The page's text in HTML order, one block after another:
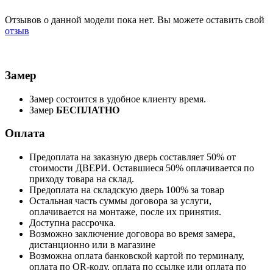
Отзывов о данной модели пока нет. Вы можете оставить свой
отзыв
Замер
Замер состоится в удобное клиенту время.
Замер БЕСПЛАТНО
Оплата
Предоплата на заказную дверь составляет 50% от
стоимости ДВЕРИ. Оставшиеся 50% оплачивается по
приходу товара на склад.
Предоплата на складскую дверь 100% за товар
Остальная часть суммы договора за услуги,
оплачивается на монтаже, после их принятия.
Доступна рассрочка.
Возможно заключение договора во время замера,
дистанционно или в магазине
Возможна оплата банковской картой по терминалу,
оплата по QR-коду, оплата по ссылке или оплата по